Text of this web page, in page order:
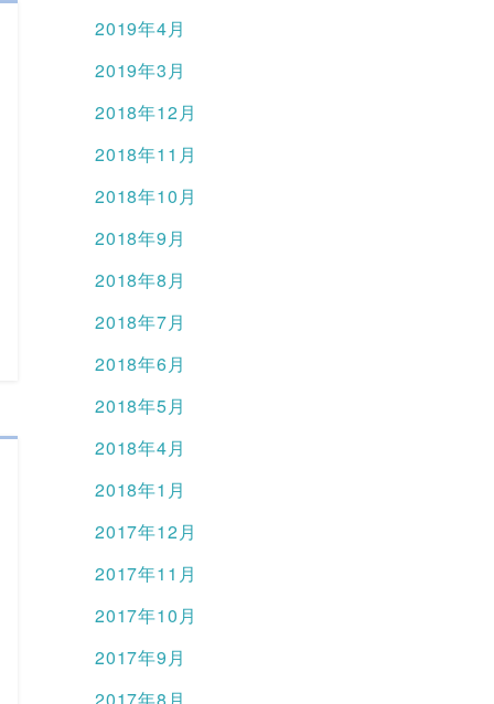
2019年4月
2019年3月
2018年12月
2018年11月
2018年10月
2018年9月
2018年8月
2018年7月
2018年6月
2018年5月
2018年4月
2018年1月
2017年12月
2017年11月
2017年10月
2017年9月